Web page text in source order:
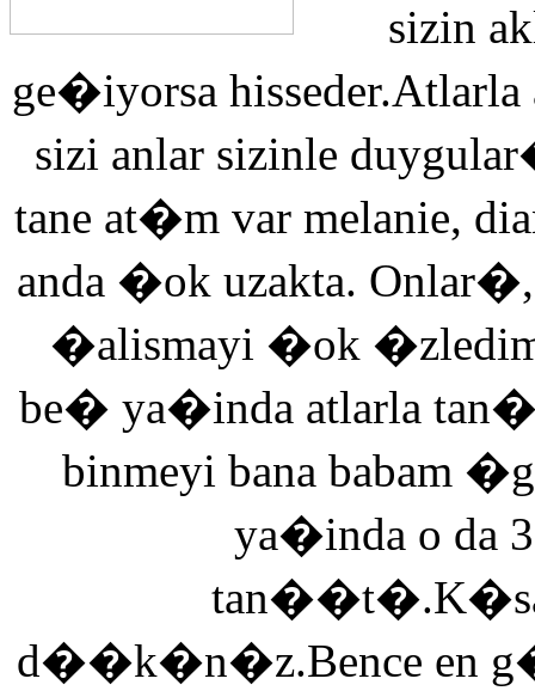
sizin
ge�iyorsa
sizi anlar sizinle
tane at�m var melanie,
anda �ok uzakta.
�alismayi �ok
be� ya�inda atlarla
binmeyi bana babam
ya�inda o da
d��k�n�z.Bence en